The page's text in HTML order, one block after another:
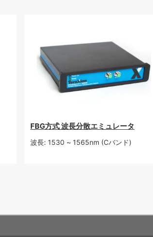
FBG方式 波長分散エミュレータ
波長: 1530 ~ 1565nm (Cバンド)